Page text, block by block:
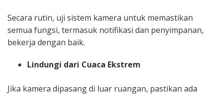
Secara rutin, uji sistem kamera untuk memastikan
semua fungsi, termasuk notifikasi dan penyimpanan,
bekerja dengan baik.
Lindungi dari Cuaca Ekstrem
Jika kamera dipasang di luar ruangan, pastikan ada